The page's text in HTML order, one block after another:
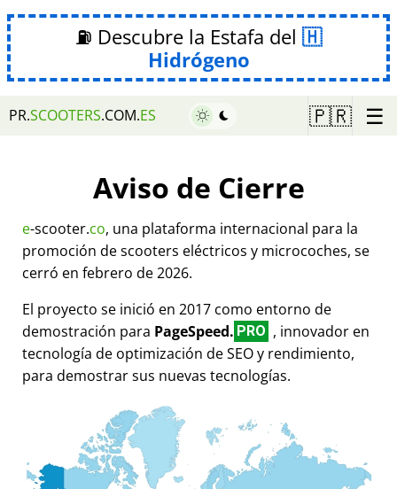
⛽ Descubre la Estafa del
Hidrógeno
PR.SCOOTERS.COM.ES 🇵🇷 ☰
Aviso de Cierre
e-scooter.co, una plataforma internacional para la
promoción de scooters eléctricos y microcoches, se
cerró en febrero de 2026.
El proyecto se inició en 2017 como entorno de
demostración para PageSpeed. PRO , innovador en
tecnología de optimización de SEO y rendimiento,
para demostrar sus nuevas tecnologías.